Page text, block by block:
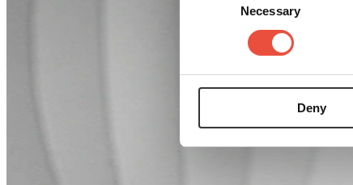
Necessary
Deny